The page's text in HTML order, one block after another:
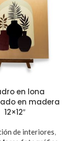
en lona
en madera
12×12″
de interiores,